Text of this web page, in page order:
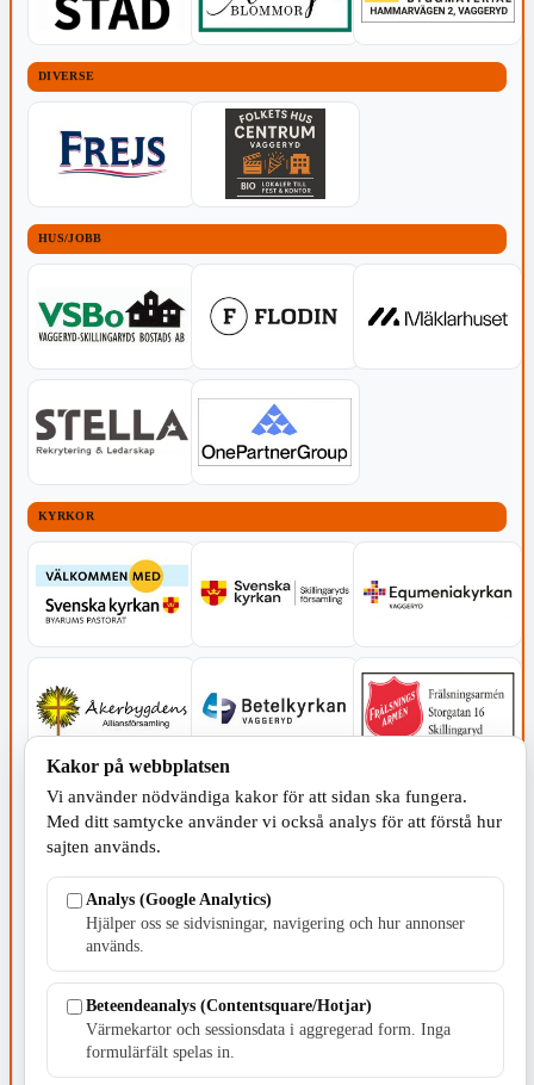
DIVERSE
HUS/JOBB
KYRKOR
SERVICE - MOTOR
Kakor på webbplatsen
Vi använder nödvändiga kakor för att sidan ska fungera.
Med ditt samtycke använder vi också analys för att förstå hur
sajten används.
Analys (Google Analytics)
Hjälper oss se sidvisningar, navigering och hur annonser
används.
Beteendeanalys (Contentsquare/Hotjar)
Värmekartor och sessionsdata i aggregerad form. Inga
formulärfält spelas in.